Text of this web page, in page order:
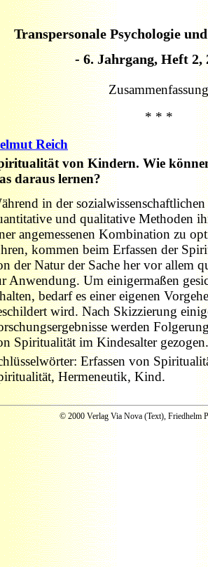
Transpersonale Psychologie
- 6. Jahrgang, Heft 2,
Zusammenfassung
* * *
Reich
von Kindern. Wie
daraus lernen?
in der
und qualitative Methoden
angemessenen Kombination zu
kommen beim Erfassen der
der Natur der Sache her vor allem
Anwendung. Um einigermaßen
bedarf es einer eigenen
wird. Nach Skizzierung
werden
Spiritualität im Kindesalter gezogen.
Erfassen von
Hermeneutik, Kind.
© 2000 Verlag Via Nova (Text), Friedhelm